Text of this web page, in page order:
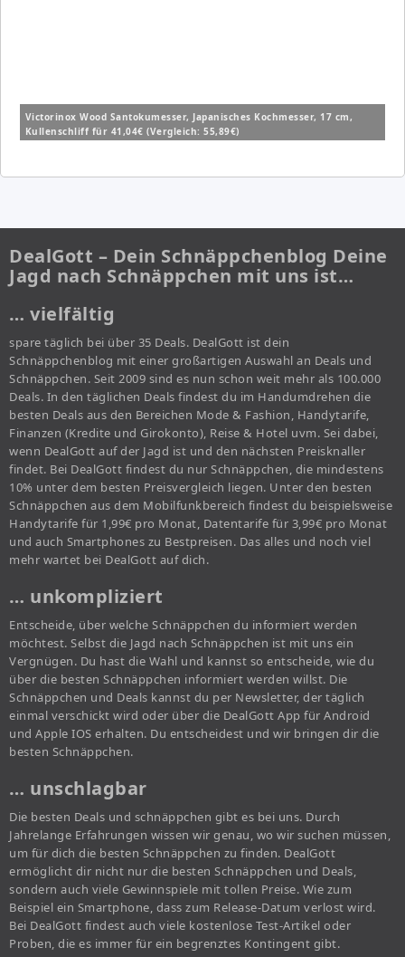
Victorinox Wood Santokumesser, Japanisches Kochmesser, 17 cm,
Kullenschliff für 41,04€ (Vergleich: 55,89€)
DealGott – Dein Schnäppchenblog Deine
Jagd nach Schnäppchen mit uns ist…
… vielfältig
spare täglich bei über 35 Deals. DealGott ist dein
Schnäppchenblog mit einer großartigen Auswahl an Deals und
Schnäppchen. Seit 2009 sind es nun schon weit mehr als 100.000
Deals. In den täglichen Deals findest du im Handumdrehen die
besten Deals aus den Bereichen Mode & Fashion, Handytarife,
Finanzen (Kredite und Girokonto), Reise & Hotel uvm. Sei dabei,
wenn DealGott auf der Jagd ist und den nächsten Preisknaller
findet. Bei DealGott findest du nur Schnäppchen, die mindestens
10% unter dem besten Preisvergleich liegen. Unter den besten
Schnäppchen aus dem Mobilfunkbereich findest du beispielsweise
Handytarife für 1,99€ pro Monat, Datentarife für 3,99€ pro Monat
und auch Smartphones zu Bestpreisen. Das alles und noch viel
mehr wartet bei DealGott auf dich.
… unkompliziert
Entscheide, über welche Schnäppchen du informiert werden
möchtest. Selbst die Jagd nach Schnäppchen ist mit uns ein
Vergnügen. Du hast die Wahl und kannst so entscheide, wie du
über die besten Schnäppchen informiert werden willst. Die
Schnäppchen und Deals kannst du per Newsletter, der täglich
einmal verschickt wird oder über die DealGott App für Android
und Apple IOS erhalten. Du entscheidest und wir bringen dir die
besten Schnäppchen.
… unschlagbar
Die besten Deals und schnäppchen gibt es bei uns. Durch
Jahrelange Erfahrungen wissen wir genau, wo wir suchen müssen,
um für dich die besten Schnäppchen zu finden. DealGott
ermöglicht dir nicht nur die besten Schnäppchen und Deals,
sondern auch viele Gewinnspiele mit tollen Preise. Wie zum
Beispiel ein Smartphone, dass zum Release-Datum verlost wird.
Bei DealGott findest auch viele kostenlose Test-Artikel oder
Proben, die es immer für ein begrenztes Kontingent gibt.